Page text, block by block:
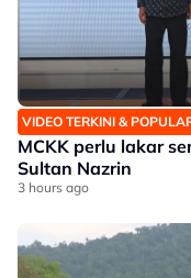
VIDEO TERKINI &
MCKK perlu lakar
Sultan Nazrin
3 hours ago